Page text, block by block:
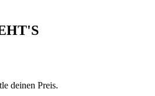
deinen Preis.